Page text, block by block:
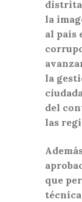
la
al país
la
del
las
que